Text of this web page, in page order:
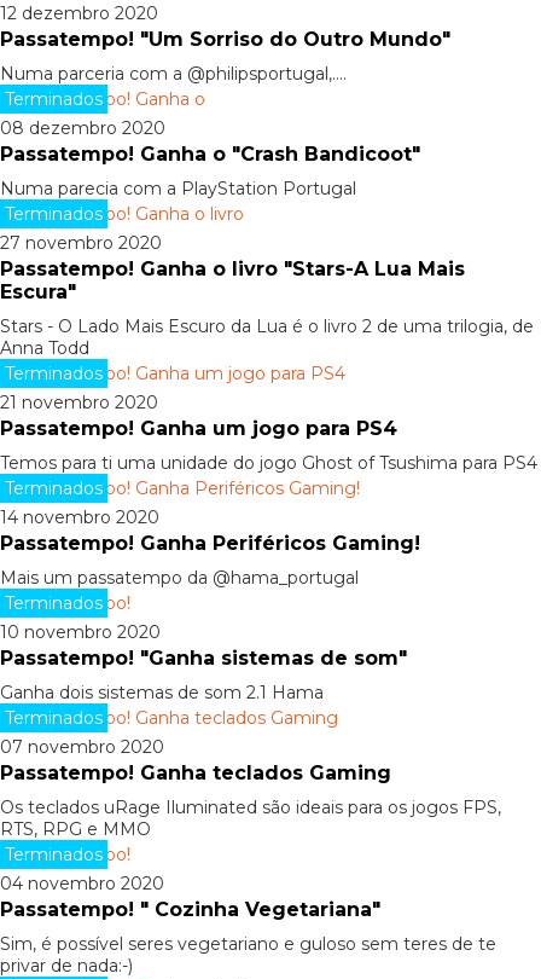
12 dezembro 2020
Passatempo! "Um Sorriso do Outro Mundo"
Numa parceria com a @philipsportugal,....
Terminados
08 dezembro 2020
Passatempo! Ganha o "Crash Bandicoot"
Numa parecia com a PlayStation Portugal
Terminados
27 novembro 2020
Passatempo! Ganha o livro "Stars-A Lua Mais
Escura"
Stars - O Lado Mais Escuro da Lua é o livro 2 de uma trilogia, de
Anna Todd
Terminados
21 novembro 2020
Passatempo! Ganha um jogo para PS4
Temos para ti uma unidade do jogo Ghost of Tsushima para PS4
Terminados
14 novembro 2020
Passatempo! Ganha Periféricos Gaming!
Mais um passatempo da @hama_portugal
Terminados
10 novembro 2020
Passatempo! "Ganha sistemas de som"
Ganha dois sistemas de som 2.1 Hama
Terminados
07 novembro 2020
Passatempo! Ganha teclados Gaming
Os teclados uRage Iluminated são ideais para os jogos FPS,
RTS, RPG e MMO
Terminados
04 novembro 2020
Passatempo! " Cozinha Vegetariana"
Sim, é possível seres vegetariano e guloso sem teres de te
privar de nada:-)